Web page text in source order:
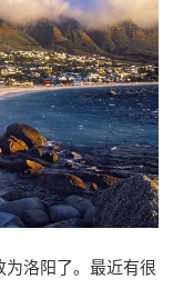
洛阳了。最近有很